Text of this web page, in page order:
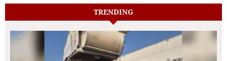
TRENDING